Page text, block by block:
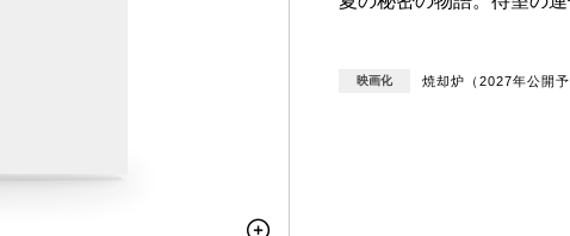
映画化 焼却炉（2027年公開予